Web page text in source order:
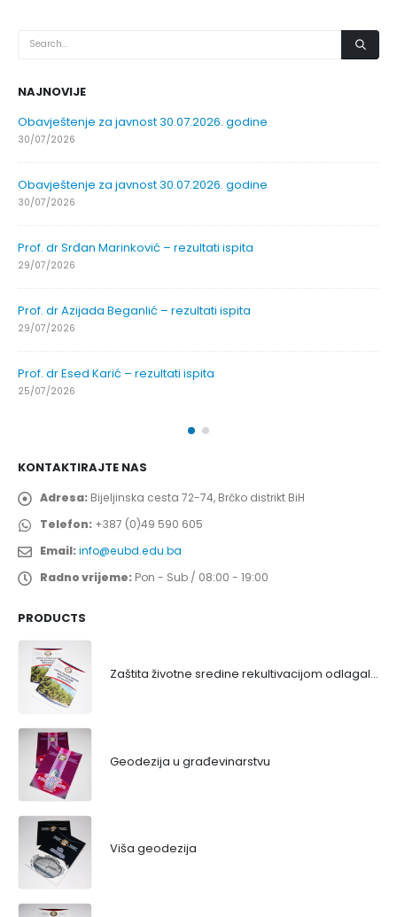
NAJNOVIJE
Obavještenje za javnost 30.07.2026. godine
30/07/2026
Obavještenje za javnost 30.07.2026. godine
30/07/2026
Prof. dr Srđan Marinković – rezultati ispita
29/07/2026
Prof. dr Azijada Beganlić – rezultati ispita
29/07/2026
Prof. dr Esed Karić – rezultati ispita
25/07/2026
KONTAKTIRAJTE NAS
Adresa: Bijeljinska cesta 72-74, Brčko distrikt BiH
Telefon: +387 (0)49 590 605
Email:info@eubd.edu.ba
Radno vrijeme: Pon - Sub / 08:00 - 19:00
PRODUCTS
Zaštita životne sredine rekultivacijom odlagališta
Geodezija u građevinarstvu
Viša geodezija